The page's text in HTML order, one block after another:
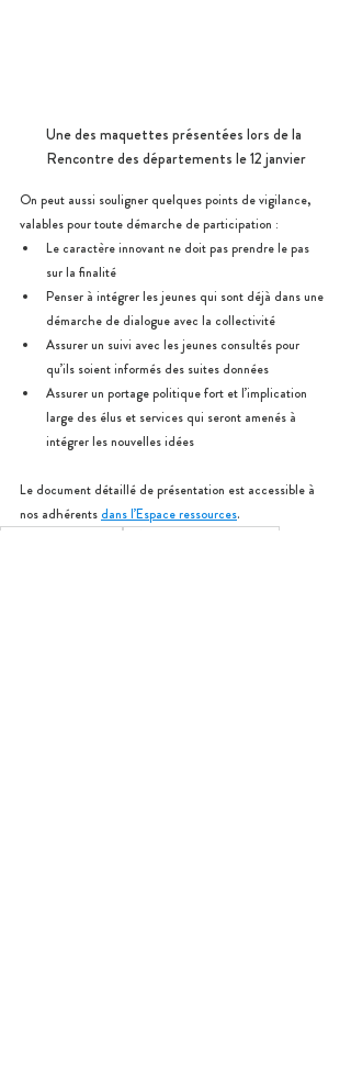
Une des maquettes présentées lors de la
Rencontre des départements le 12 janvier
On peut aussi souligner quelques points de vigilance,
valables pour toute démarche de participation :
Le caractère innovant ne doit pas prendre le pas
sur la finalité
Penser à intégrer les jeunes qui sont déjà dans une
démarche de dialogue avec la collectivité
Assurer un suivi avec les jeunes consultés pour
qu’ils soient informés des suites données
Assurer un portage politique fort et l’implication
large des élus et services qui seront amenés à
intégrer les nouvelles idées
Le document détaillé de présentation est accessible à
nos adhérents dans l’Espace ressources.